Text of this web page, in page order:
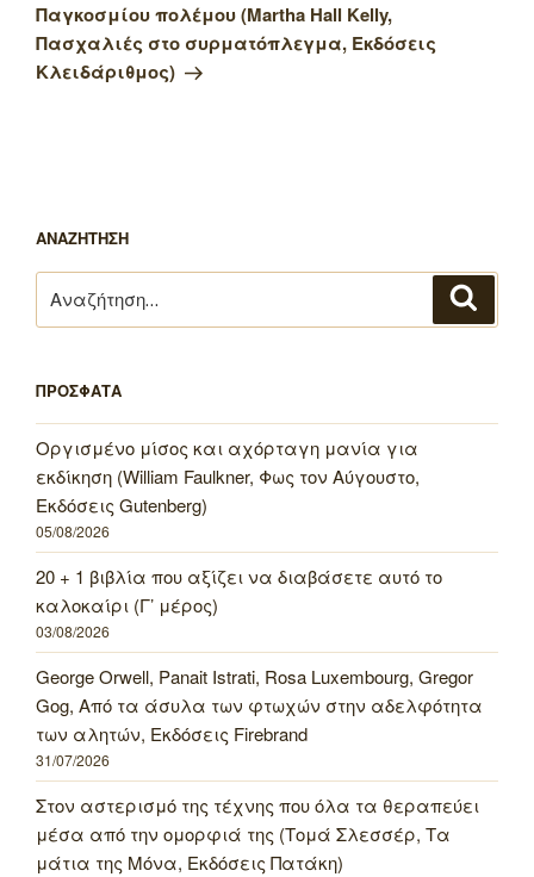
Παγκοσμίου πολέμου (Martha Hall Kelly,
Πασχαλιές στο συρματόπλεγμα, Εκδόσεις
Κλειδάριθμος)
ΑΝΑΖΗΤΗΣΗ
για:
ΠΡΟΣΦΑΤΑ
Οργισμένο μίσος και αχόρταγη μανία για
εκδίκηση (William Faulkner, Φως τον Αύγουστο,
Εκδόσεις Gutenberg)
05/08/2026
20 + 1 βιβλία που αξίζει να διαβάσετε αυτό το
καλοκαίρι (Γ’ μέρος)
03/08/2026
George Orwell, Panait Istrati, Rosa Luxembourg, Gregor
Gog, Από τα άσυλα των φτωχών στην αδελφότητα
των αλητών, Εκδόσεις Firebrand
31/07/2026
Στον αστερισμό της τέχνης που όλα τα θεραπεύει
μέσα από την ομορφιά της (Τομά Σλεσσέρ, Τα
μάτια της Μόνα, Εκδόσεις Πατάκη)